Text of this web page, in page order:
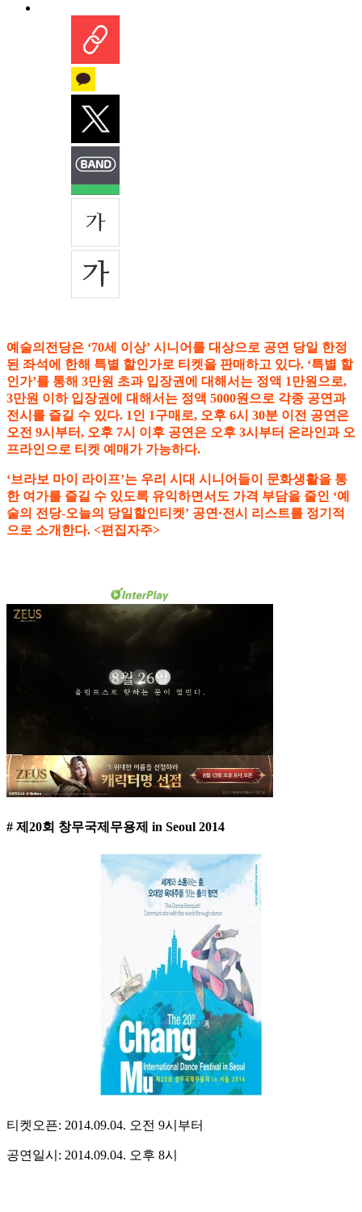
예술의전당은 ‘70세 이상’ 시니어를 대상으로 공연 당일 한정
된 좌석에 한해 특별 할인가로 티켓을 판매하고 있다. ‘특별 할
인가’를 통해 3만원 초과 입장권에 대해서는 정액 1만원으로,
3만원 이하 입장권에 대해서는 정액 5000원으로 각종 공연과
전시를 즐길 수 있다. 1인 1구매로, 오후 6시 30분 이전 공연은
오전 9시부터, 오후 7시 이후 공연은 오후 3시부터 온라인과 오
프라인으로 티켓 예매가 가능하다.
‘브라보 마이 라이프’는 우리 시대 시니어들이 문화생활을 통
한 여가를 즐길 수 있도록 유익하면서도 가격 부담을 줄인 ‘예
술의 전당-오늘의 당일할인티켓’ 공연·전시 리스트를 정기적
으로 소개한다. <편집자주>
# 제20회 창무국제무용제 in Seoul 2014
티켓오픈: 2014.09.04. 오전 9시부터
공연일시: 2014.09.04. 오후 8시